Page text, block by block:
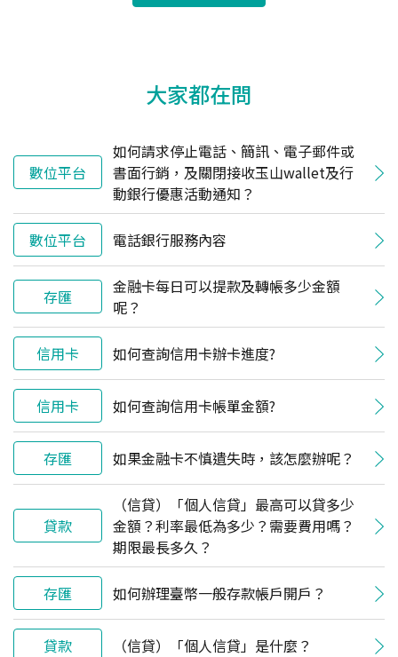
大家都在問
數位平台
如何請求停止電話、簡訊、電子郵件或
書面行銷，及關閉接收玉山wallet及行
動銀行優惠活動通知？
數位平台 電話銀行服務內容
存匯
金融卡每日可以提款及轉帳多少金額
呢？
信用卡 如何查詢信用卡辦卡進度?
信用卡 如何查詢信用卡帳單金額?
存匯 如果金融卡不慎遺失時，該怎麼辦呢？
貸款
（信貸）「個人信貸」最高可以貸多少
金額？利率最低為多少？需要費用嗎？
期限最長多久？
存匯 如何辦理臺幣一般存款帳戶開戶？
貸款 （信貸）「個人信貸」是什麼？